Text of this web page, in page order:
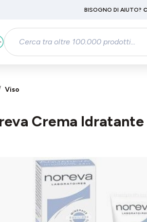
BISOGNO DI AIUTO?
Viso
Crema